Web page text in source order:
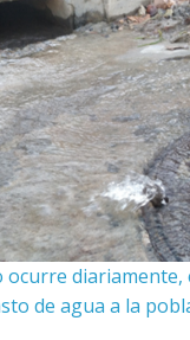
ocurre
de agua a la